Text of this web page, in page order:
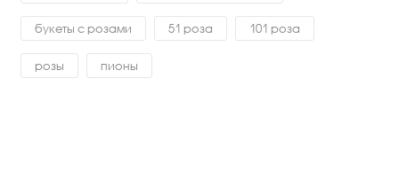
букеты с розами 51 роза 101 роза
розы пионы